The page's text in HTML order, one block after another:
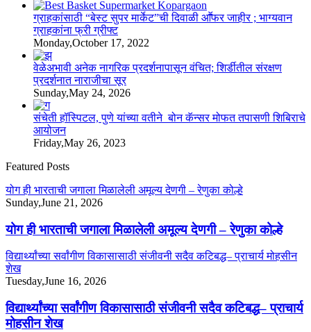
ग्राहकांसाठी “बेस्ट सुपर मार्केट”ची दिवाळी आॕफर जाहीर ; भाग्यवान
ग्राहकांना फ्री ग्रीफ्ट
Monday,October 17, 2022
वेळेअभावी अनेक नागरिक प्रदर्शनापासून वंचित; शिर्डीतील संरक्षण
प्रदर्शनात नाराजीचा सूर
Sunday,May 24, 2026
संचेती हॉस्पिटल, पुणे यांच्या वतीने बोन कॅन्सर मोफत तपासणी शिबिराचे
आयोजन
Friday,May 26, 2023
Featured Posts
योग ही भारताची जगाला मिळालेली अमूल्य देणगी – रेणुका कोल्हे
Sunday,June 21, 2026
योग ही भारताची जगाला मिळालेली अमूल्य देणगी – रेणुका कोल्हे
विद्यार्थ्यांच्या सर्वांगीण विकासासाठी संजीवनी सदैव कटिबद्ध– प्राचार्य मोहसीन
शेख
Tuesday,June 16, 2026
विद्यार्थ्यांच्या सर्वांगीण विकासासाठी संजीवनी सदैव कटिबद्ध– प्राचार्य
मोहसीन शेख